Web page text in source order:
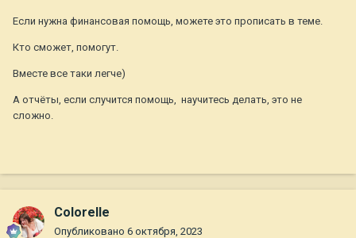
Если нужна финансовая помощь, можете это прописать в теме.
Кто сможет, помогут.
Вместе все таки легче)
А отчёты, если случится помощь, научитесь делать, это не
сложно.
Colorelle
Опубликовано 6 октября, 2023